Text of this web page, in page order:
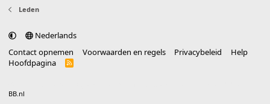
Leden
Nederlands
Contact opnemen
Voorwaarden en regels Privacybeleid
Help
Hoofdpagina
R
BB.nl